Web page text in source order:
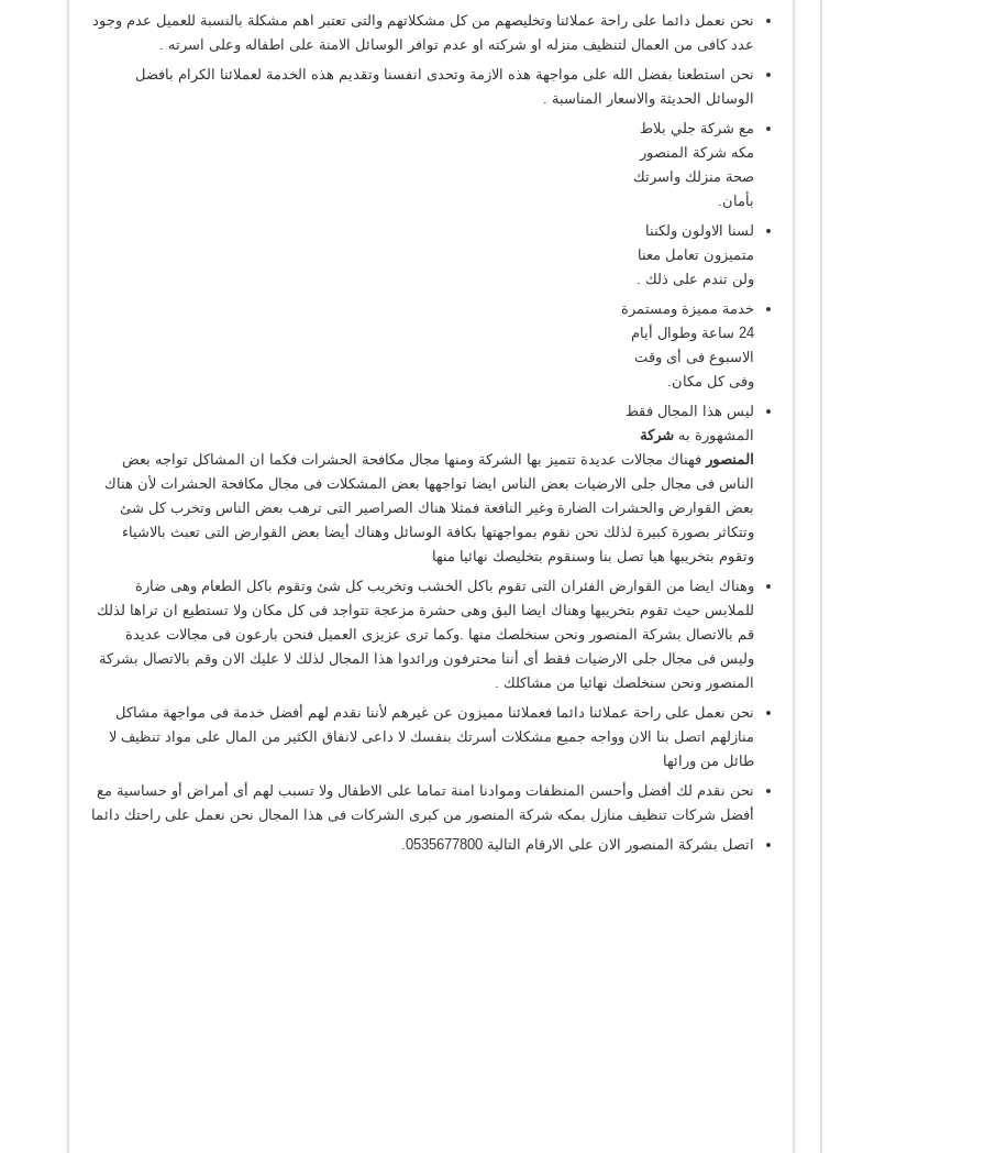
نحن نعمل دائما على راحة عملائنا وتخليصهم من كل مشكلاتهم والتى تعتبر اهم مشكلة بالنسبة للعميل عدم وجود
عدد كافى من العمال لتنظيف منزله او شركته او عدم توافر الوسائل الامنة على اطفاله وعلى اسرته .
نحن استطعنا بفضل الله على مواجهة هذه الازمة وتحدى انفسنا وتقديم هذه الخدمة لعملائنا الكرام بافضل
الوسائل الحديثة والاسعار المناسبة .
مع شركة جلي بلاط
مكه شركة المنصور
صحة منزلك واسرتك
بأمان.
لسنا الاولون ولكننا
متميزون تعامل معنا
ولن تندم على ذلك .
خدمة مميزة ومستمرة
24 ساعة وطوال أيام
الاسبوع فى أى وقت
وفى كل مكان.
ليس هذا المجال فقط
المشهورة بهشركة
المنصور فهناك مجالات عديدة تتميز بها الشركة ومنها مجال مكافحة الحشرات فكما ان المشاكل تواجه بعض
الناس فى مجال جلى الارضيات بعض الناس ايضا تواجهها بعض المشكلات فى مجال مكافحة الحشرات لأن هناك
بعض القوارض والحشرات الضارة وغير النافعة فمثلا هناك الصراصير التى ترهب بعض الناس وتخرب كل شئ
وتتكاثر بصورة كبيرة لذلك نحن نقوم بمواجهتها بكافة الوسائل وهناك أيضا بعض القوارض التى تعبث بالاشياء
وتقوم بتخريبها هيا تصل بنا وسنقوم بتخليصك نهائيا منها
وهناك ايضا من القوارض الفئران التى تقوم باكل الخشب وتخريب كل شئ وتقوم باكل الطعام وهى ضارة
للملابس حيث تقوم بتخريبها وهناك ايضا البق وهى حشرة مزعجة تتواجد فى كل مكان ولا تستطيع ان تراها لذلك
قم بالاتصال بشركة المنصور ونحن سنخلصك منها .وكما ترى عزيزى العميل فنحن بارعون فى مجالات عديدة
وليس فى مجال جلى الارضيات فقط أى أننا محترفون ورائدوا هذا المجال لذلك لا عليك الان وقم بالاتصال بشركة
المنصور ونحن سنخلصك نهائيا من مشاكلك .
نحن نعمل على راحة عملائنا دائما فعملائنا مميزون عن غيرهم لأننا نقدم لهم أفضل خدمة فى مواجهة مشاكل
منازلهم اتصل بنا الان وواجه جميع مشكلات أسرتك بنفسك لا داعى لانفاق الكثير من المال على مواد تنظيف لا
طائل من ورائها
نحن نقدم لك أفضل وأحسن المنظفات وموادنا امنة تماما على الاطفال ولا تسبب لهم أى أمراض أو حساسية مع
أفضل شركات تنظيف منازل بمكه شركة المنصور من كبرى الشركات فى هذا المجال نحن نعمل على راحتك دائما
اتصل بشركة المنصور الان على الارقام التالية 0535677800.